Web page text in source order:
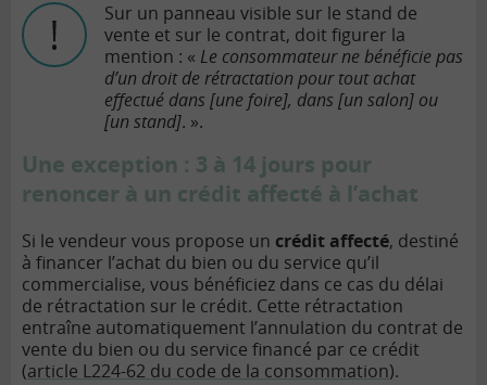
Sur un panneau visible sur le stand de
vente et sur le contrat, doit figurer la
mention : « Le consommateur ne bénéficie pas
d’un droit de rétractation pour tout achat
effectué dans [une foire], dans [un salon] ou
[un stand]. ».
Une exception : 3 à 14 jours pour
renoncer à un crédit affecté à l’achat
Si le vendeur vous propose un crédit affecté, destiné
à financer l’achat du bien ou du service qu’il
commercialise, vous bénéficiez dans ce cas du délai
de rétractation sur le crédit. Cette rétractation
entraîne automatiquement l’annulation du contrat de
vente du bien ou du service financé par ce crédit
(article L224-62 du code de la consommation).